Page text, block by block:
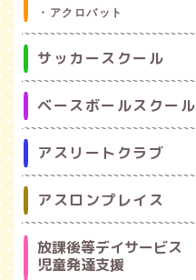
・アクロバット
サッカースクール
ベースボールスクール
アスリートクラブ
アスロンプレイス
放課後等デイサービス
児童発達支援